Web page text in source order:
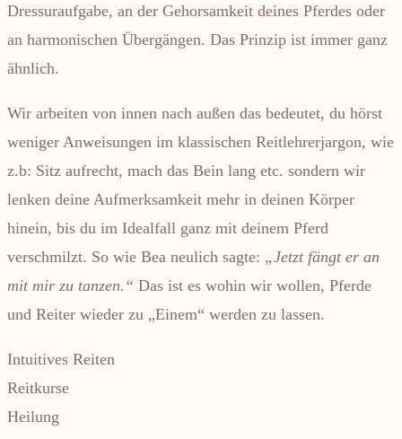
Dressuraufgabe, an der Gehorsamkeit deines Pferdes oder
an harmonischen Übergängen. Das Prinzip ist immer ganz
ähnlich.
Wir arbeiten von innen nach außen das bedeutet, du hörst
weniger Anweisungen im klassischen Reitlehrerjargon, wie
z.b: Sitz aufrecht, mach das Bein lang etc. sondern wir
lenken deine Aufmerksamkeit mehr in deinen Körper
hinein, bis du im Idealfall ganz mit deinem Pferd
verschmilzt. So wie Bea neulich sagte: „Jetzt fängt er an
mit mir zu tanzen.“ Das ist es wohin wir wollen, Pferde
und Reiter wieder zu „Einem“ werden zu lassen.
Intuitives Reiten
Reitkurse
Heilung